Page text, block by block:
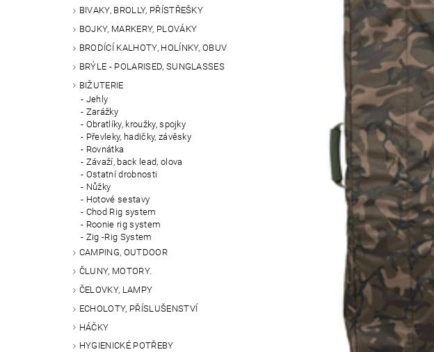
BIVAKY, BROLLY, PŘÍSTŘEŠKY
BOJKY, MARKERY, PLOVÁKY
BRODÍCÍ KALHOTY, HOLÍNKY, OBUV
BRÝLE - POLARISED, SUNGLASSES
BIŽUTERIE
Jehly
Zarážky
Obratlíky, kroužky, spojky
Převleky, hadičky, závěsky
Rovnátka
Závaží, back lead, olova
Ostatní drobnosti
Nůžky
Hotové sestavy
Chod Rig system
Roonie rig system
Zig -Rig System
CAMPING, OUTDOOR
ČLUNY, MOTORY.
ČELOVKY, LAMPY
ECHOLOTY, PŘÍSLUŠENSTVÍ
HÁČKY
HYGIENICKÉ POTŘEBY